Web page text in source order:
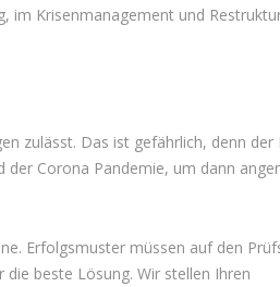
im Krisenmanagement und
zulässt. Das ist gefährlich, denn der
Corona Pandemie, um dann
Erfolgsmuster müssen auf den
beste Lösung. Wir stellen Ihren